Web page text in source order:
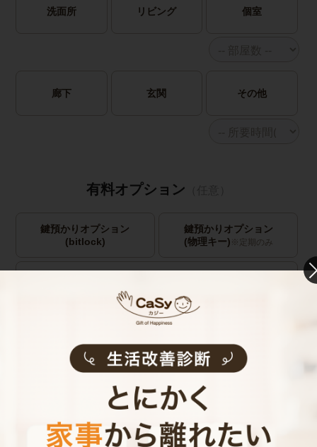
洗面所 リビング 個室
廊下 玄関 その他
有料オプション
鍵預かりオプション
(bitlock)
鍵預かりオプション
(物理キー) ※定期のみ
お見積り内容